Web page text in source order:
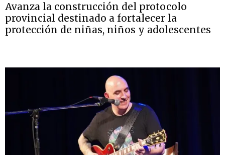
Avanza la construcción del protocolo
provincial destinado a fortalecer la
protección de niñas, niños y adolescentes